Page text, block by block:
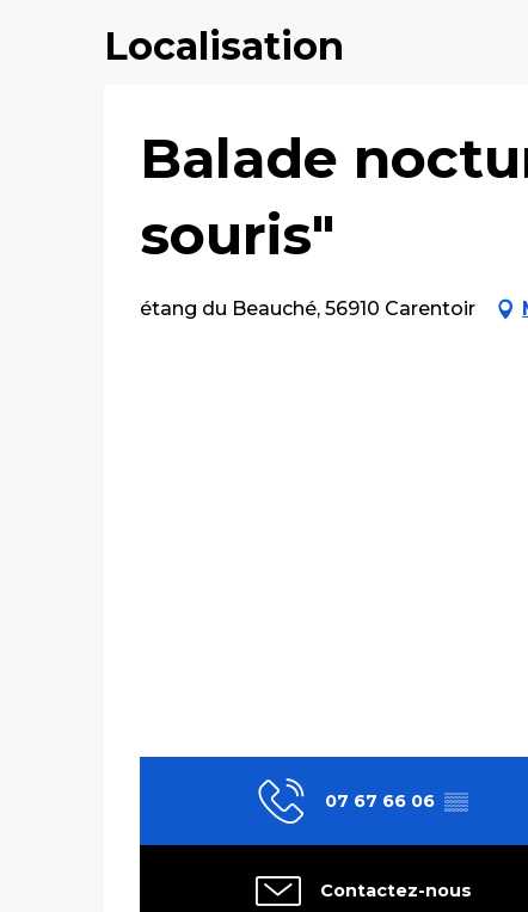
Localisation
Balade
souris"
étang du Beauché, 56910 Carentoir
07 67 66 06 ▒▒
Contactez-nous